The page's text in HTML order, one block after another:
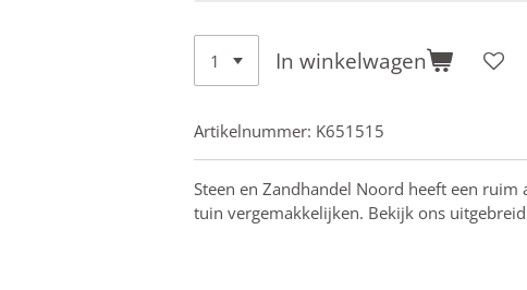
In winkelwagen
Artikelnummer: K651515
Steen en Zandhandel Noord heeft een
tuin vergemakkelijken. Bekijk ons